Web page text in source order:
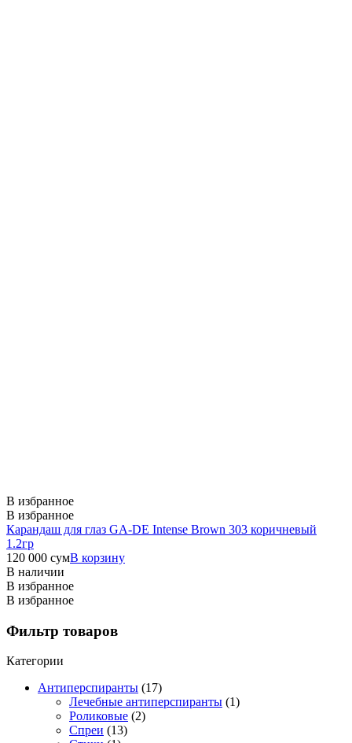
В избранное
В избранное
Карандаш для глаз GA-DE Intense Brown 303 коричневый
1.2гр
120 000 сумВ корзину
В наличии
В избранное
В избранное
Фильтр товаров
Категории
Антиперспиранты (17)
Лечебные антиперспиранты (1)
Роликовые (2)
Спреи (13)